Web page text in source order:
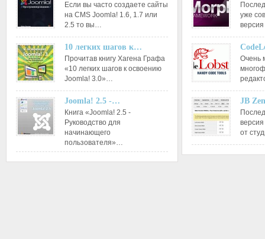
Если вы часто создаете сайты
на CMS Joomla! 1.6, 1.7 или
2.5 то вы…
10 легких шагов к…
Прочитав книгу Хагена Графа
«10 легких шагов к освоению
Joomla! 3.0»…
Joomla! 2.5 -…
Книга «Joomla! 2.5 -
Руководство для
начинающего
пользователя»…
уже
Очень
JB
от